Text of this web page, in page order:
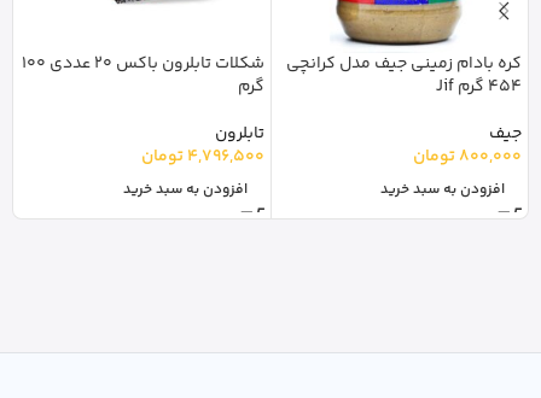
کره بادام زمینی جیف مدل کرانچی
454 گرم Jif
جیف
800,000تومان
افزودن به سبد خرید
شکلات تابلرون باکس 20 عددی 100
گرم
تابلرون
4,796,500تومان
افزودن به سبد خرید